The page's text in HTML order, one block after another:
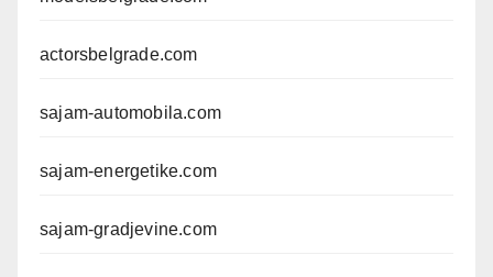
actorsbelgrade.com
sajam-automobila.com
sajam-energetike.com
sajam-gradjevine.com